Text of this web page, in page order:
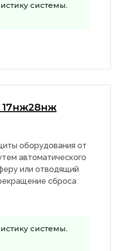
системы.
17нж28нж
оборудования от
автоматического
или отводящий
сброса
системы.